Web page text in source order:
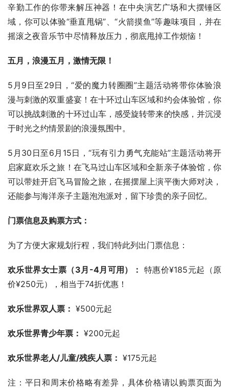
辛勤工作的你带来解压神器！在中央演艺广场和大摆锤区
域，你可以体验“垂直甩锅”、“火箭摸鱼”等趣味项目，并在
摇滚之夜音乐节中尽情释放压力，彻底甩掉工作烦恼！
五月，浪漫五月，激情无限！
5月9日至29日，“爱的魔力转圈圈”主题活动将带你体验浪
漫与刺激的双重盛宴！在十环过山车区域和约会体验馆，你
可以挑战刺激的十环过山车，感受旋转带来的快感，并沉浸
于时光之约情景剧的浪漫氛围中。
5月30日至6月15日，“玩有引力勇气充能站”主题活动将开
启家庭欢乐之旅！在飞马过山车区域和全新亲子体验馆，你
可以带娃开启飞马冒险之旅，在摇摆屋上演平衡大师对决，
还能参与海洋亲子主题泡泡派对，留下珍贵的亲子回忆。
门票信息及购票方式：
为了方便大家规划行程，我们特此列出门票信息：
欢乐世界女士票（3月-4月可用）： 特惠价¥185元起（原
价¥250元），相当于74折优惠！
欢乐世界双人票： ¥500元起
欢乐世界青少年票： ¥200元起
欢乐世界老人/儿童/残疾人票： ¥175元起
注：平日和周末价格略有差异，具体价格请以购票页面为